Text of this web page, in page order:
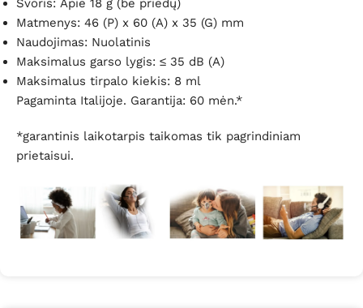
Svoris: Apie 18 g (be priedų)
Matmenys: 46 (P) x 60 (A) x 35 (G) mm
Naudojimas: Nuolatinis
Maksimalus garso lygis: ≤ 35 dB (A)
Maksimalus tirpalo kiekis: 8 ml
Pagaminta Italijoje. Garantija: 60 mėn.*
*garantinis laikotarpis taikomas tik pagrindiniam
prietaisui.